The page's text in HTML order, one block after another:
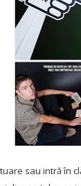
sau intră în